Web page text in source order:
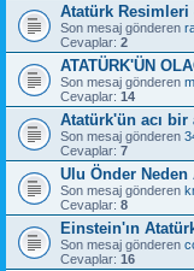
Atatürk Resimleri
Son mesaj gönderen
Cevaplar: 2
ATATÜRK'ÜN
Son mesaj gönderen
Cevaplar: 14
Atatürk'ün acı bir
Son mesaj gönderen
Cevaplar: 7
Ulu Önder
Son mesaj gönderen
Cevaplar: 8
Einstein'ın
Son mesaj gönderen
Cevaplar: 16